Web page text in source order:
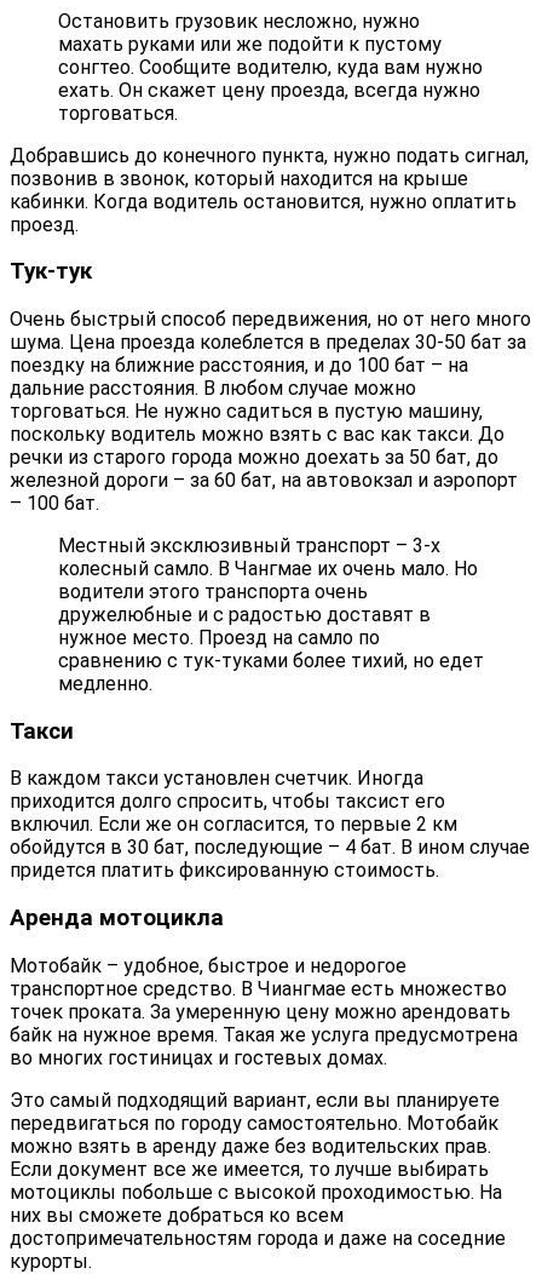
Остановить грузовик несложно, нужно
махать руками или же подойти к пустому
сонгтео. Сообщите водителю, куда вам нужно
ехать. Он скажет цену проезда, всегда нужно
торговаться.
Добравшись до конечного пункта, нужно подать сигнал,
позвонив в звонок, который находится на крыше
кабинки. Когда водитель остановится, нужно оплатить
проезд.
Тук-тук
Очень быстрый способ передвижения, но от него много
шума. Цена проезда колеблется в пределах 30-50 бат за
поездку на ближние расстояния, и до 100 бат – на
дальние расстояния. В любом случае можно
торговаться. Не нужно садиться в пустую машину,
поскольку водитель можно взять с вас как такси. До
речки из старого города можно доехать за 50 бат, до
железной дороги – за 60 бат, на автовокзал и аэропорт
– 100 бат.
Местный эксклюзивный транспорт – 3-х
колесный самло. В Чангмае их очень мало. Но
водители этого транспорта очень
дружелюбные и с радостью доставят в
нужное место. Проезд на самло по
сравнению с тук-туками более тихий, но едет
медленно.
Такси
В каждом такси установлен счетчик. Иногда
приходится долго спросить, чтобы таксист его
включил. Если же он согласится, то первые 2 км
обойдутся в 30 бат, последующие – 4 бат. В ином случае
придется платить фиксированную стоимость.
Аренда мотоцикла
Мотобайк – удобное, быстрое и недорогое
транспортное средство. В Чиангмае есть множество
точек проката. За умеренную цену можно арендовать
байк на нужное время. Такая же услуга предусмотрена
во многих гостиницах и гостевых домах.
Это самый подходящий вариант, если вы планируете
передвигаться по городу самостоятельно. Мотобайк
можно взять в аренду даже без водительских прав.
Если документ все же имеется, то лучше выбирать
мотоциклы побольше с высокой проходимостью. На
них вы сможете добраться ко всем
достопримечательностям города и даже на соседние
курорты.